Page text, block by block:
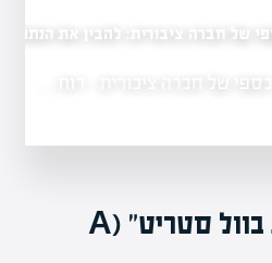
ציבורית: להבין את הנתונים
ציבורית - דוח…
2. "הליכה אקראית בוול סטריט" (A